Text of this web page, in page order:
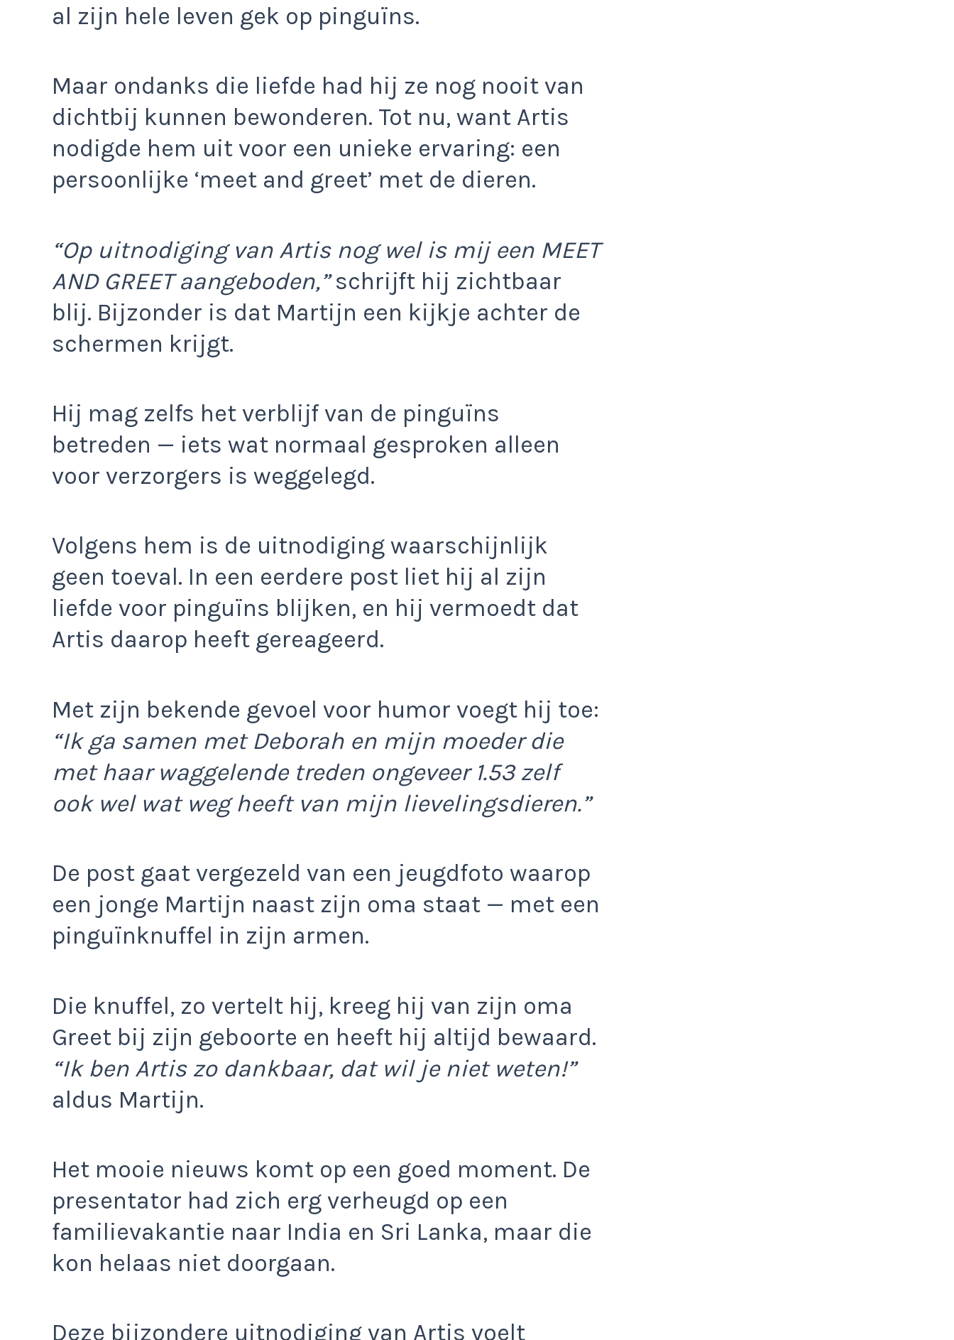
al zijn hele leven gek op pinguïns.
Maar ondanks die liefde had hij ze nog nooit van
dichtbij kunnen bewonderen. Tot nu, want Artis
nodigde hem uit voor een unieke ervaring: een
persoonlijke ‘meet and greet’ met de dieren.
“Op uitnodiging van Artis nog wel is mij een MEET
AND GREET aangeboden,”schrijft hij zichtbaar
blij. Bijzonder is dat Martijn een kijkje achter de
schermen krijgt.
Hij mag zelfs het verblijf van de pinguïns
betreden — iets wat normaal gesproken alleen
voor verzorgers is weggelegd.
Volgens hem is de uitnodiging waarschijnlijk
geen toeval. In een eerdere post liet hij al zijn
liefde voor pinguïns blijken, en hij vermoedt dat
Artis daarop heeft gereageerd.
Met zijn bekende gevoel voor humor voegt hij toe:
“Ik ga samen met Deborah en mijn moeder die
met haar waggelende treden ongeveer 1.53 zelf
ook wel wat weg heeft van mijn lievelingsdieren.”
De post gaat vergezeld van een jeugdfoto waarop
een jonge Martijn naast zijn oma staat — met een
pinguïnknuffel in zijn armen.
Die knuffel, zo vertelt hij, kreeg hij van zijn oma
Greet bij zijn geboorte en heeft hij altijd bewaard.
“Ik ben Artis zo dankbaar, dat wil je niet weten!”
aldus Martijn.
Het mooie nieuws komt op een goed moment. De
presentator had zich erg verheugd op een
familievakantie naar India en Sri Lanka, maar die
kon helaas niet doorgaan.
Deze bijzondere uitnodiging van Artis voelt